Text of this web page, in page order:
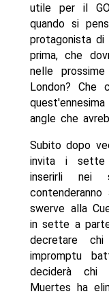
utile per il
quando si
protagonista
prima, che
nelle
London? Che
angle che
Subito dopo
invita i sette
inserirli nei
swerve alla
in sette a
decretare
impromptu
deciderà chi
Muertes ha